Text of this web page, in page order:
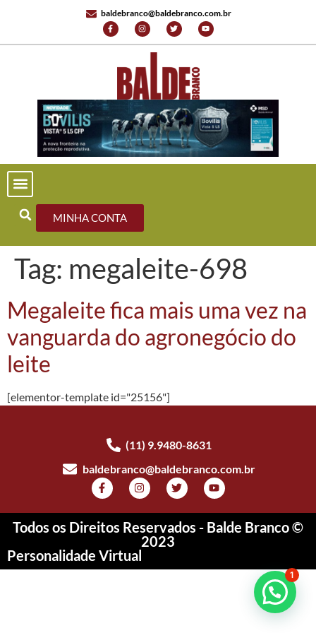
baldebranco@baldebranco.com.br
MINHA CONTA
Tag: megaleite-698
Megaleite fica mais uma vez na
vanguarda do agronegócio do
leite
[elementor-template id="25156"]
(11) 9.9480-8631
baldebranco@baldebranco.com.br
Todos os Direitos Reservados - Balde Branco ©
2023
Personalidade Virtual
1